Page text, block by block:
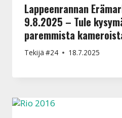
Lappeenrannan
9.8.2025 – Tule
paremmista
Tekijä #24 18.7.2025